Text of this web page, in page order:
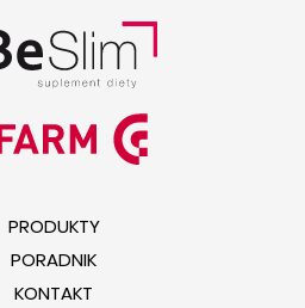
PRODUKTY
PORADNIK
KONTAKT